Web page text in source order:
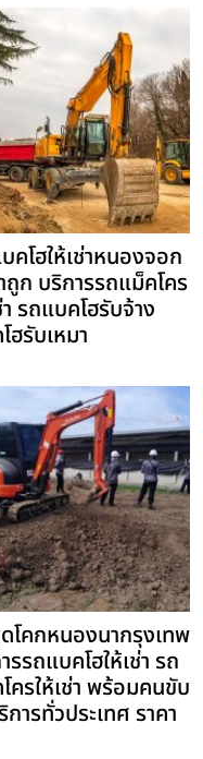
คโฮให้เช่าหนองจอก
ถูก บริการรถแม็คโคร
า รถแบคโฮรับจ้าง
ฮรับเหมา
โคกหนองนากรุงเทพ
รรถแบคโฮให้เช่า รถ
ครให้เช่า พร้อมคนขับ
การทั่วประเทศ ราคา